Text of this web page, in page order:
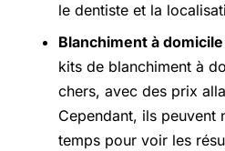
le dentiste et la
Blanchiment à
kits de blanchiment à
chers, avec des prix
Cependant, ils peuvent
temps pour voir les